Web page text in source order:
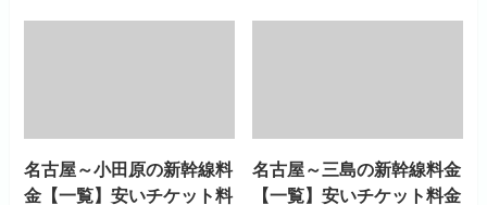
名古屋～小田原の新幹線料
金【一覧】安いチケット料
名古屋～三島の新幹線料金
【一覧】安いチケット料金